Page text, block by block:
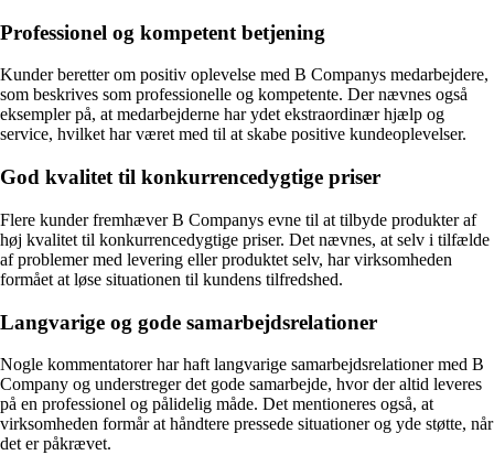
Professionel og kompetent betjening
Kunder beretter om positiv oplevelse med B Companys medarbejdere,
som beskrives som professionelle og kompetente. Der nævnes også
eksempler på, at medarbejderne har ydet ekstraordinær hjælp og
service, hvilket har været med til at skabe positive kundeoplevelser.
God kvalitet til konkurrencedygtige priser
Flere kunder fremhæver B Companys evne til at tilbyde produkter af
høj kvalitet til konkurrencedygtige priser. Det nævnes, at selv i tilfælde
af problemer med levering eller produktet selv, har virksomheden
formået at løse situationen til kundens tilfredshed.
Langvarige og gode samarbejdsrelationer
Nogle kommentatorer har haft langvarige samarbejdsrelationer med B
Company og understreger det gode samarbejde, hvor der altid leveres
på en professionel og pålidelig måde. Det mentioneres også, at
virksomheden formår at håndtere pressede situationer og yde støtte, når
det er påkrævet.